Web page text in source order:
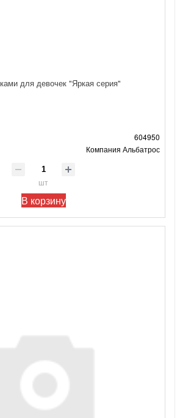
для девочек "Яркая серия"
604950
Компания Альбатрос
шт
В корзину